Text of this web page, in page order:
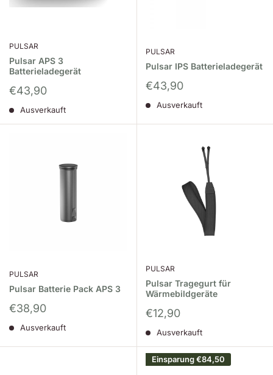
PULSAR
Pulsar APS 3
Batterieladegerät
Sonderpreis
€43,90
Ausverkauft
PULSAR
Pulsar IPS Batterieladegerät
Sonderpreis
€43,90
Ausverkauft
PULSAR
Pulsar Batterie Pack APS 3
Sonderpreis
€38,90
Ausverkauft
PULSAR
Pulsar Tragegurt für
Wärmebildgeräte
Sonderpreis
€12,90
Ausverkauft
Einsparung€84,50